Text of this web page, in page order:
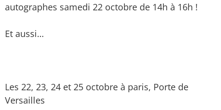
autographes samedi 22 octobre de 14h à 16h !
Et aussi…
Les 22, 23, 24 et 25 octobre à paris, Porte de
Versailles